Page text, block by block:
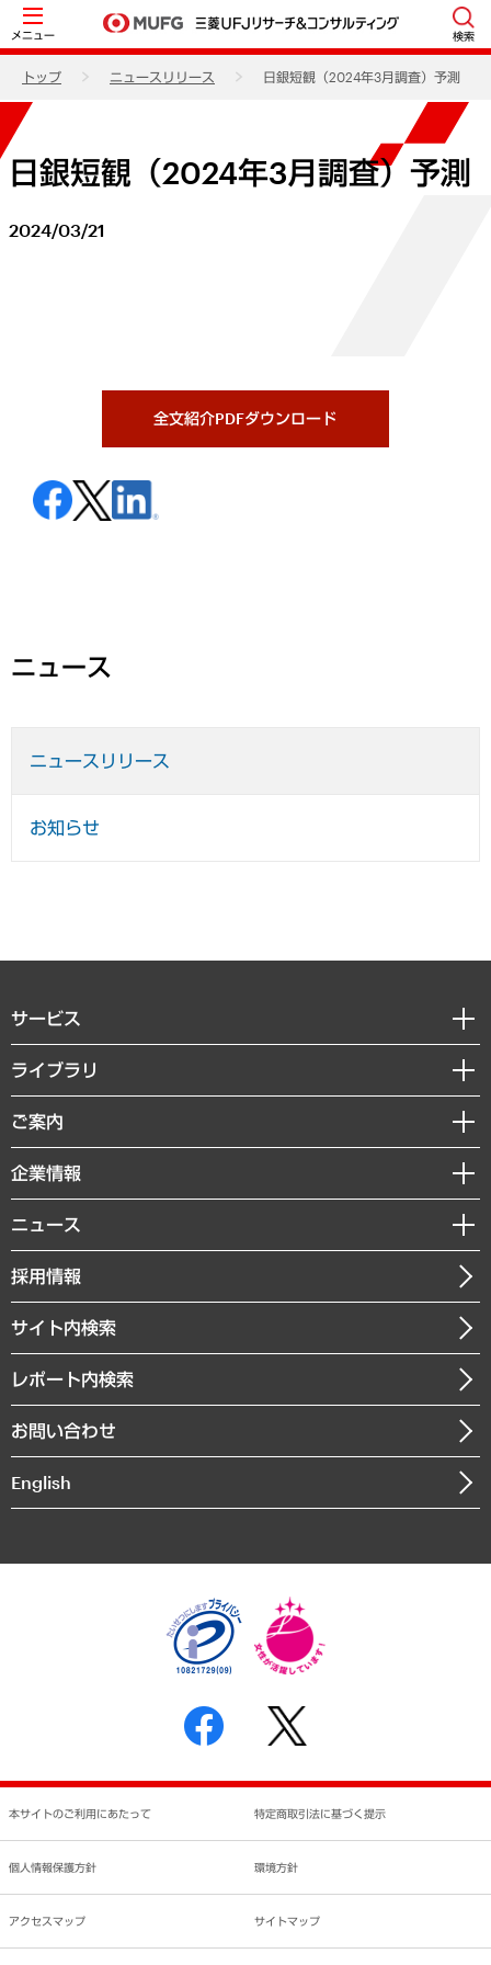
メニュー 検索
トップ ニュースリリース 日銀短観（2024年3月調査）予測
日銀短観（2024年3月調査）予測
2024/03/21
全文紹介PDFダウンロード
ニュース
ニュースリリース
お知らせ
サービス
経営戦略
組織・人事戦略
デジタルイノベーション
共生・ダイバーシティ
GRC（ガバナンス・リスク・コンプライアンス）・防災（政策）
経済・産業・雇用・労働
まちづくり・観光・交通・スポーツ・スマートシティ
自然資源・農林水産業・食料システム
ライブラリ
経済調査
レポート
コラム
経営用語集
受託・受注実績（官公庁関連）
メディア掲載・出演
ご案内
セミナー・イベント情報
MUFGビジネスセミナー
受託案件情報
企業情報
私たちの想い
社長メッセージ
会社概要
沿革
組織図・本部部室紹介
インドネシア現地法人
個人情報保護方針
反社会的勢力に対する基本方針
書面による個人情報の開示等の請求の手続きについて
ニュース
ニュースリリース
お知らせ
採用情報
サイト内検索
レポート内検索
お問い合わせ
English
本サイトのご利用にあたって 特定商取引法に基づく提示
個人情報保護方針 環境方針
アクセスマップ サイトマップ